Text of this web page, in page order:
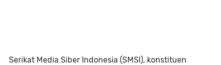
Serikat Media Siber Indonesia (SMSI), konstituen